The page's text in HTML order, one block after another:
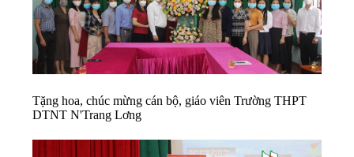
Tặng hoa, chúc mừng cán bộ, giáo viên Trường THPT
DTNT N'Trang Lơng